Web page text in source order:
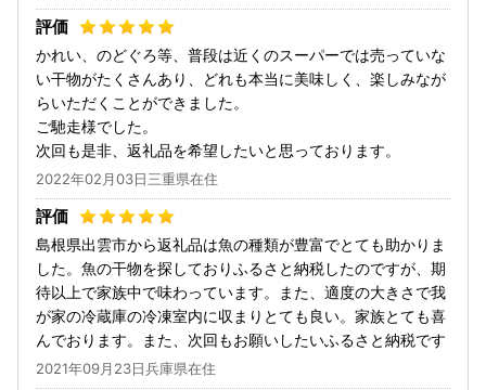
かれい、のどぐろ等、普段は近くのスーパーでは売っていな
い干物がたくさんあり、どれも本当に美味しく、楽しみなが
らいただくことができました。
ご馳走様でした。
次回も是非、返礼品を希望したいと思っております。
2022年02月03日三重県在住
島根県出雲市から返礼品は魚の種類が豊富でとても助かりま
した。魚の干物を探しておりふるさと納税したのですが、期
待以上で家族中で味わっています。また、適度の大きさで我
が家の冷蔵庫の冷凍室内に収まりとても良い。家族とても喜
んでおります。また、次回もお願いしたいふるさと納税です
2021年09月23日兵庫県在住